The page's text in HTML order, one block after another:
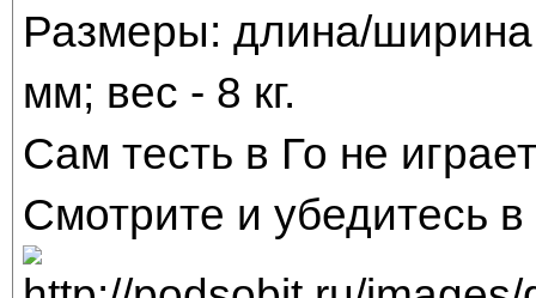
Размеры: длина/
мм; вес - 8 кг.
Сам тесть в Го не
Смотрите и убедитесь